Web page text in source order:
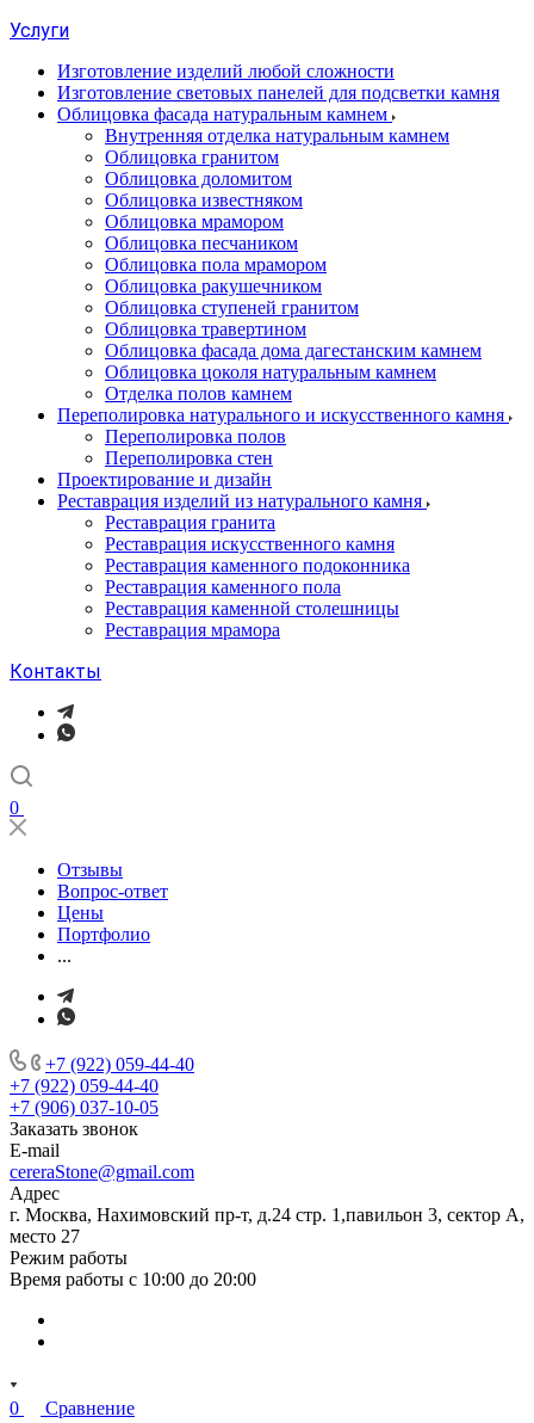
Услуги
Изготовление изделий любой сложности
Изготовление световых панелей для подсветки камня
Облицовка фасада натуральным камнем
Внутренняя отделка натуральным камнем
Облицовка гранитом
Облицовка доломитом
Облицовка известняком
Облицовка мрамором
Облицовка песчаником
Облицовка пола мрамором
Облицовка ракушечником
Облицовка ступеней гранитом
Облицовка травертином
Облицовка фасада дома дагестанским камнем
Облицовка цоколя натуральным камнем
Отделка полов камнем
Переполировка натурального и искусственного камня
Переполировка полов
Переполировка стен
Проектирование и дизайн
Реставрация изделий из натурального камня
Реставрация гранита
Реставрация искусственного камня
Реставрация каменного подоконника
Реставрация каменного пола
Реставрация каменной столешницы
Реставрация мрамора
Контакты
0
Отзывы
Вопрос-ответ
Цены
Портфолио
...
+7 (922) 059-44-40
+7 (922) 059-44-40
+7 (906) 037-10-05
Заказать звонок
E-mail
cereraStone@gmail.com
Адрес
г. Москва, Нахимовский пр-т, д.24 стр. 1,павильон 3, сектор А,
место 27
Режим работы
Время работы с 10:00 до 20:00
0 Сравнение